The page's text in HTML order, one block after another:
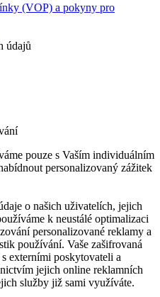
(VOP) a pokyny pro
údajů
pouze s Vaším individuálním
personalizovaný zážitek
o našich uživatelích, jejich
k neustálé optimalizaci
personalizované reklamy a
používání. Vaše zašifrovaná
externími poskytovateli a
jejich online reklamních
služby již sami využíváte.